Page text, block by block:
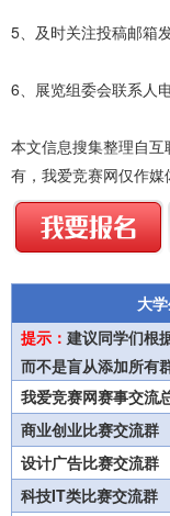
5、及时关注投稿邮箱
6、展览组委会联系人
本文信息搜集整理自
有，我爱竞赛网仅作媒
大
提示： 建议同学们根
而不是盲从添加所有
我爱竞赛网赛事交流
商业创业比赛交流群
设计广告比赛交流群
科技IT类比赛交流群